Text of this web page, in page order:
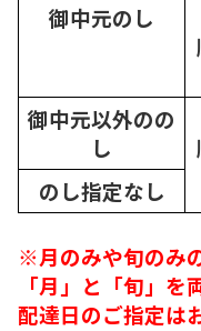
御中元のし
御中元以外のの
し
のし指定なし
※月のみや旬のみ
「月」と「旬」を
配達日のご指定は